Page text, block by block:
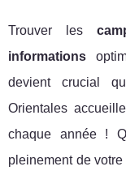
Trouver les
informations
devient crucial
Orientales
chaque année !
pleinement de votre